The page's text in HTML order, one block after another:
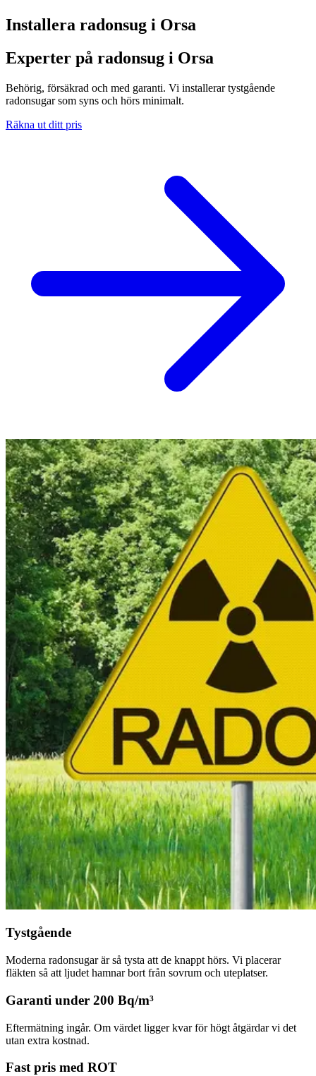
Installera radonsug i Orsa
Experter på radonsug i Orsa
Behörig, försäkrad och med garanti. Vi installerar tystgående
radonsugar som syns och hörs minimalt.
Räkna ut ditt pris
Tystgående
Moderna radonsugar är så tysta att de knappt hörs. Vi placerar
fläkten så att ljudet hamnar bort från sovrum och uteplatser.
Garanti under 200 Bq/m³
Eftermätning ingår. Om värdet ligger kvar för högt åtgärdar vi det
utan extra kostnad.
Fast pris med ROT